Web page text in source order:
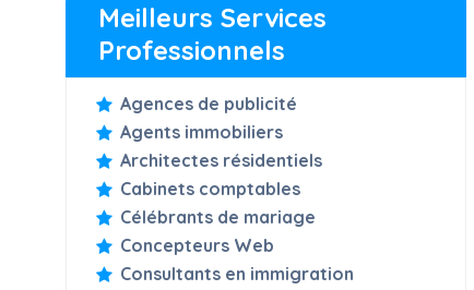
Meilleurs Services
Professionnels
Agences de publicité
Agents immobiliers
Architectes résidentiels
Cabinets comptables
Célébrants de mariage
Concepteurs Web
Consultants en immigration